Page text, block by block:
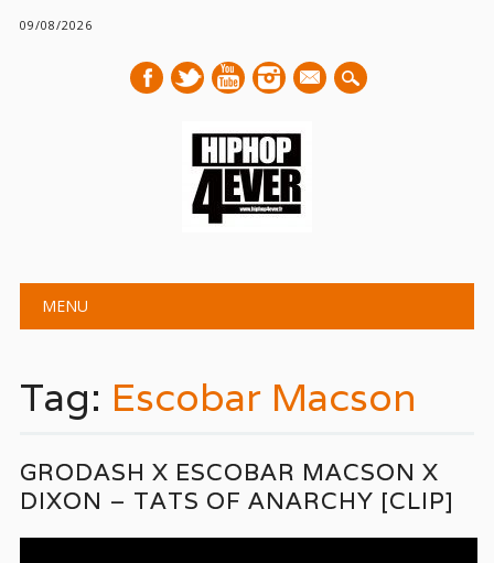
09/08/2026
mail
Main menu
MENU
Tag: Escobar Macson
GRODASH X ESCOBAR MACSON X
DIXON – TATS OF ANARCHY [CLIP]